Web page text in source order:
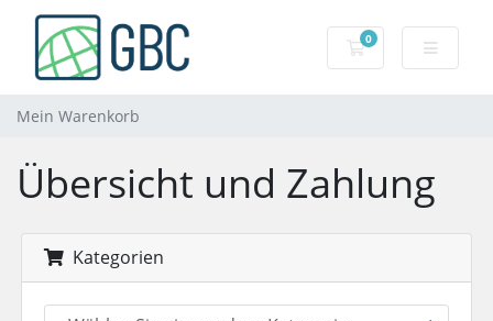
0
Mein Warenkorb
Mein Warenkorb
Übersicht und Zahlung
Kategorien